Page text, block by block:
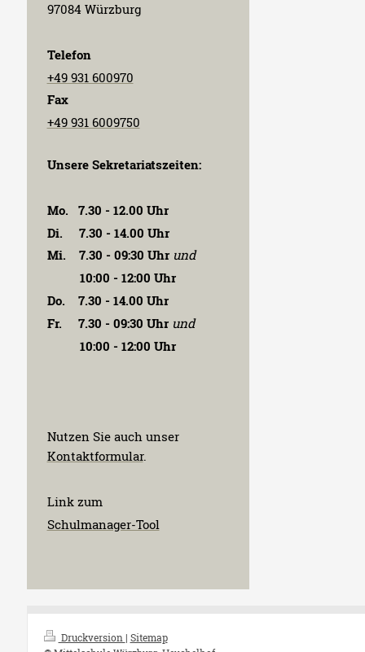
97084 Würzburg
Telefon
+49 931 600970
Fax
+49 931 6009750
Unsere Sekretariatszeiten:
Mo. 7.30 - 12.00 Uhr
Di. 7.30 - 14.00 Uhr
Mi. 7.30 - 09:30 Uhr und
10:00 - 12:00 Uhr
Do. 7.30 - 14.00 Uhr
Fr. 7.30 - 09:30 Uhr und
10:00 - 12:00 Uhr
Nutzen Sie auch unser
Kontaktformular.
Link zum
Schulmanager-Tool
Druckversion | Sitemap